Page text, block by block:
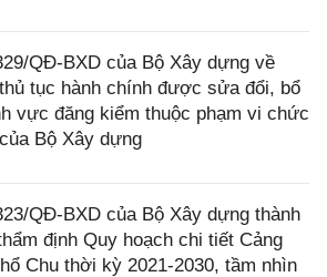
QĐ-BXD của Bộ Xây dựng về
tục hành chính được sửa đổi, bổ
vực đăng kiểm thuộc phạm vi chức
Bộ Xây dựng
QĐ-BXD của Bộ Xây dựng thành
định Quy hoạch chi tiết Cảng
Chu thời kỳ 2021-2030, tầm nhìn